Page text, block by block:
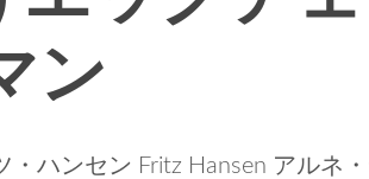
ン
ハンセン Fritz Hansen アルネ・